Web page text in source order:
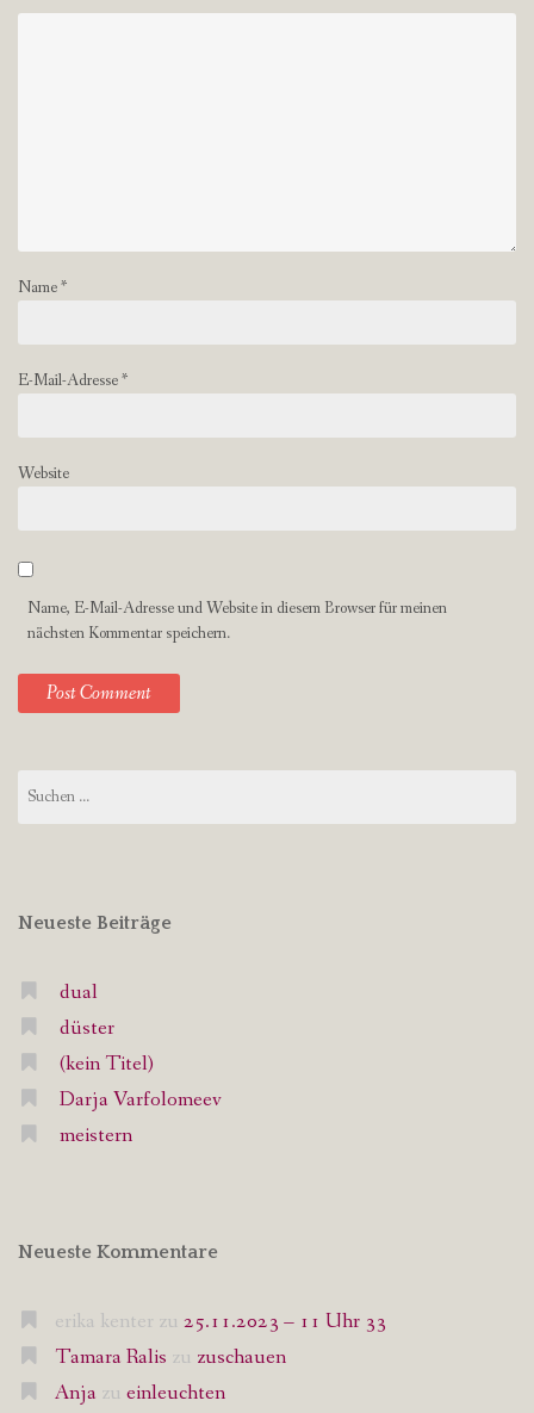
Name*
E-Mail-Adresse*
Website
Name, E-Mail-Adresse und Website in diesem Browser für meinen
nächsten Kommentar speichern.
nach:
Neueste Beiträge
dual
düster
(kein Titel)
Darja Varfolomeev
meistern
Neueste Kommentare
erika kenter zu 25.11.2023 – 11 Uhr 33
Tamara Ralis zu zuschauen
Anja zu einleuchten